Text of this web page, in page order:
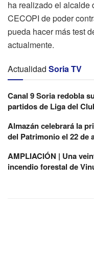
ha realizado el alcalde
CECOPI de poder
pueda hacer más test
actualmente.
Actualidad Soria TV
Canal 9 Soria redobla
partidos de Liga del
Almazán celebrará la
del Patrimonio el 22 de
AMPLIACIÓN | Una
incendio forestal de